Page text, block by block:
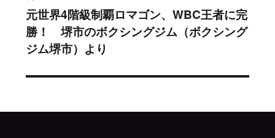
ー
シ
ョ
次
の
投
元世界4階級制覇ロマゴン、WBC王者に完
勝！ 堺市のボクシングジム（ボクシング
ジム堺市）より